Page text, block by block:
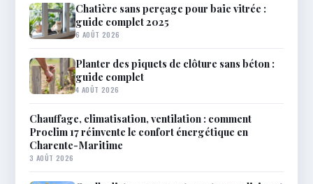
Chatière sans perçage pour baie vitrée :
guide complet 2025
6 AOÛT 2026
Planter des piquets de clôture sans béton :
guide complet
4 AOÛT 2026
Chauffage, climatisation, ventilation : comment
Proclim 17 réinvente le confort énergétique en
Charente-Maritime
3 AOÛT 2026